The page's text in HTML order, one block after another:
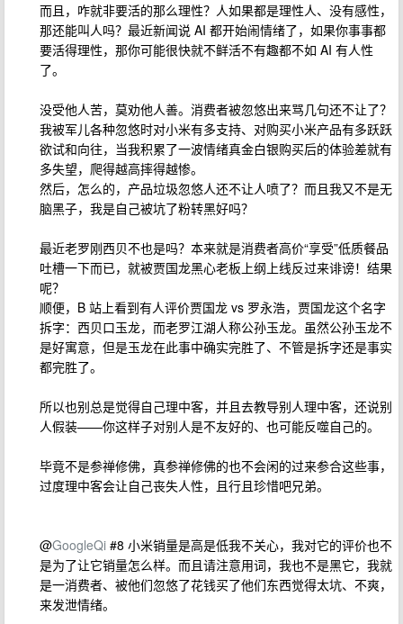
而且，咋就非要活的那么理性？人如果都是理性人、没有感性，
那还能叫人吗？最近新闻说 AI 都开始闹情绪了，如果你事事都
要活得理性，那你可能很快就不鲜活不有趣都不如 AI 有人性
了。
没受他人苦，莫劝他人善。消费者被忽悠出来骂几句还不让了？
我被军儿各种忽悠时对小米有多支持、对购买小米产品有多跃跃
欲试和向往，当我积累了一波情绪真金白银购买后的体验差就有
多失望，爬得越高摔得越惨。
然后，怎么的，产品垃圾忽悠人还不让人喷了？而且我又不是无
脑黑子，我是自己被坑了粉转黑好吗？
最近老罗刚西贝不也是吗？本来就是消费者高价“享受”低质餐品
吐槽一下而已，就被贾国龙黑心老板上纲上线反过来诽谤！结果
呢？
顺便，B 站上看到有人评价贾国龙 vs 罗永浩，贾国龙这个名字
拆字：西贝口玉龙，而老罗江湖人称公孙玉龙。虽然公孙玉龙不
是好寓意，但是玉龙在此事中确实完胜了、不管是拆字还是事实
都完胜了。
所以也别总是觉得自己理中客，并且去教导别人理中客，还说别
人假装——你这样子对别人是不友好的、也可能反噬自己的。
毕竟不是参禅修佛，真参禅修佛的也不会闲的过来参合这些事，
过度理中客会让自己丧失人性，且行且珍惜吧兄弟。
@GoogleQi #8 小米销量是高是低我不关心，我对它的评价也不
是为了让它销量怎么样。而且请注意用词，我也不是黑它，我就
是一消费者、被他们忽悠了花钱买了他们东西觉得太坑、不爽，
来发泄情绪。